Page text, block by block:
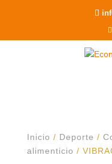
Inicio / Deporte /
alimenticio /